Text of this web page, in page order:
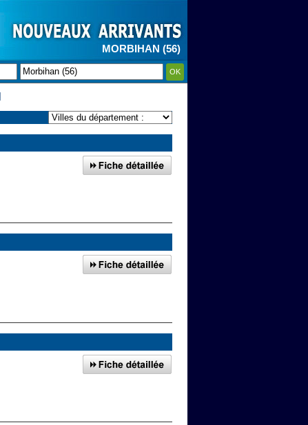
MORBIHAN (56)
OK